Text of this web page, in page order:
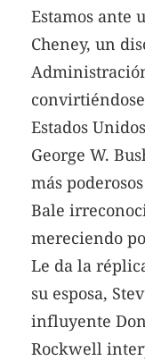
Estamos ante
Cheney, un
Estados
George W.
más
Bale
mereciendo
Le da la
su esposa,
influyente
Rockwell